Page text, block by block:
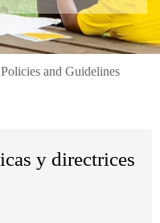
and Guidelines
y directrices